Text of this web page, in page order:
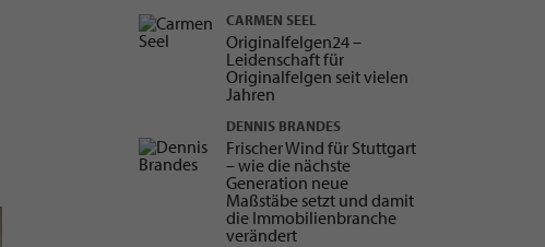
CARMEN SEEL
Originalfelgen24 –
Leidenschaft für
Originalfelgen seit vielen
Jahren
DENNIS BRANDES
Frischer Wind für Stuttgart
– wie die nächste
Generation neue
Maßstäbe setzt und damit
die Immobilienbranche
verändert